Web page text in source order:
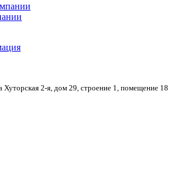
Хуторская 2-я, дом 29, строение 1, помещение 18